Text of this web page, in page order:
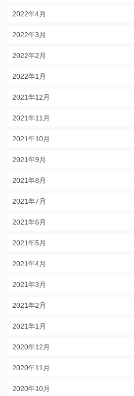
2022年4月
2022年3月
2022年2月
2022年1月
2021年12月
2021年11月
2021年10月
2021年9月
2021年8月
2021年7月
2021年6月
2021年5月
2021年4月
2021年3月
2021年2月
2021年1月
2020年12月
2020年11月
2020年10月